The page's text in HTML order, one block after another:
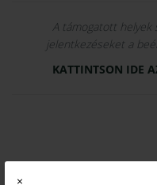
×
A támogatott helyek
jelentkezéseket a
KATTINTSON IDE